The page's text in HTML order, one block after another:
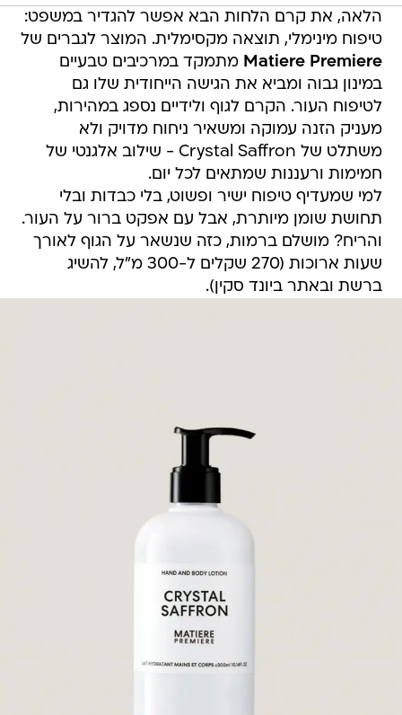
הלאה, את קרם הלחות הבא אפשר להגדיר במשפט:
טיפוח מינימלי, תוצאה מקסימלית. המוצר לגברים של
Matiere Premiere מתמקד במרכיבים טבעיים
במינון גבוה ומביא את הגישה הייחודית שלו גם
לטיפוח העור. הקרם לגוף ולידיים נספג במהירות,
מעניק הזנה עמוקה ומשאיר ניחוח מדויק ולא
משתלט של Crystal Saffron - שילוב אלגנטי של
חמימות ורעננות שמתאים לכל יום.
למי שמעדיף טיפוח ישיר ופשוט, בלי כבדות ובלי
תחושת שומן מיותרת, אבל עם אפקט ברור על העור.
והריח? מושלם ברמות, כזה שנשאר על הגוף לאורך
שעות ארוכות (270 שקלים ל-300 מ"ל, להשיג
ברשת ובאתר ביונד סקין).